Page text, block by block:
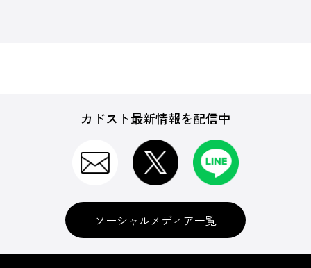
カドスト最新情報を配信中
ソーシャルメディア一覧